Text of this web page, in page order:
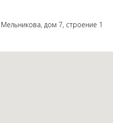
дом 7, строение 1